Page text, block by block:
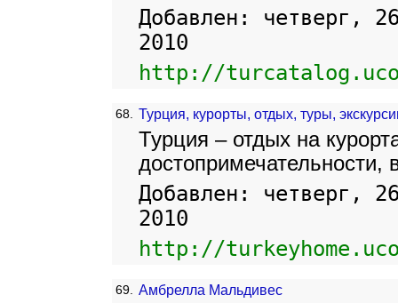
Добавлен: четверг,
2010
http://
68. Турция, курорты, отдых, туры,
Турция – отдых на
достопримечательности,
Добавлен: четверг,
2010
http://
69. Амбрелла Мальдивес